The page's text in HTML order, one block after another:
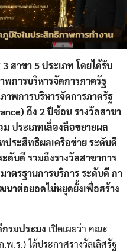
สาขา 5 ประเภท โดยได้รับ
การบริหารจัดการภาครัฐ
าพการบริหารจัดการภาครัฐ
ถึง 2 ปีซ้อน รางวัลสาขา
ประเภทเลื่องลือขยายผล
ประสิทธิผลเครือข่าย ระดับดี
ดับดี รวมถึงรางวัลสาขาการ
าตรฐานการบริการ ระดับดี กา
าต่อยอดไม่หยุดยั้งเพื่อสร้าง
รมประมง เปิดเผยว่า คณะ
.ร.) ได้ประกาศรางวัลเลิศรัฐ